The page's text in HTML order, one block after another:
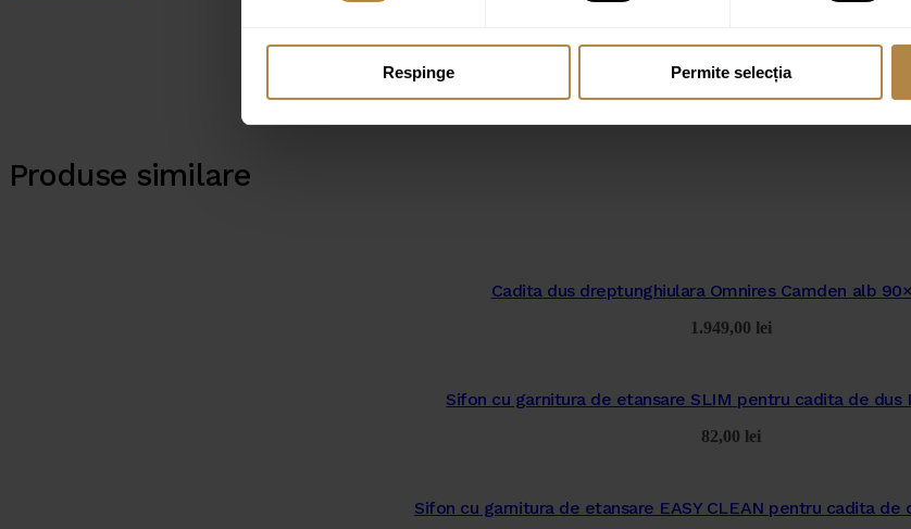
Respinge Permite selecția
Produse similare
Cadita dus dreptunghiulara Omnires Camden alb
1.949,00 lei
Sifon cu garnitura de etansare SLIM pentru cadita de dus
82,00 lei
Sifon cu garnitura de etansare EASY CLEAN pentru cadita de